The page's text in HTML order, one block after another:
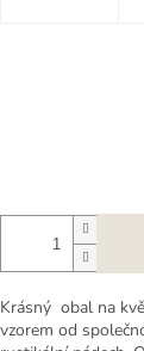
Krásný obal na
vzorem od